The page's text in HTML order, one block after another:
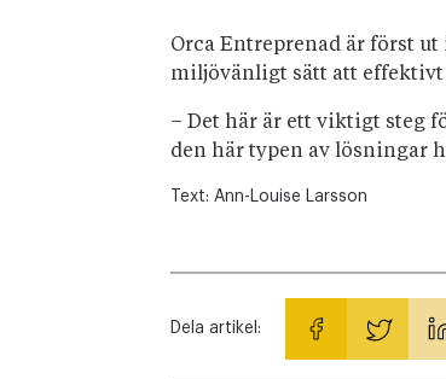
Orca Entreprenad är först
miljövänligt sätt att effektivt
– Det här är ett viktigt steg
den här typen av lösningar
Text: Ann-Louise Larsson
Dela artikel: